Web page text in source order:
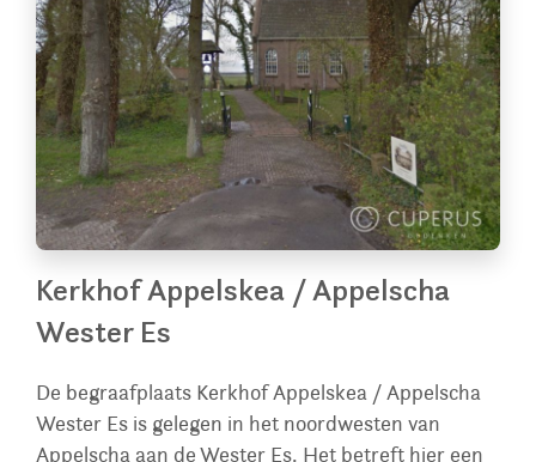
Kerkhof Appelskea / Appelscha
Wester Es
De begraafplaats Kerkhof Appelskea / Appelscha
Wester Es is gelegen in het noordwesten van
Appelscha aan de Wester Es. Het betreft hier een